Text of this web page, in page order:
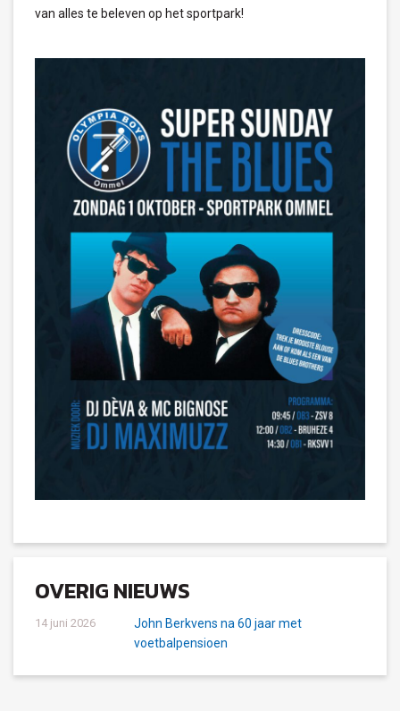
van alles te beleven op het sportpark!
OVERIG NIEUWS
14 juni 2026
John Berkvens na 60 jaar met
voetbalpensioen